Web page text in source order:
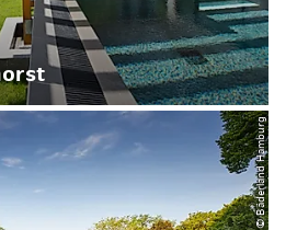
© Bäderland Hamburg